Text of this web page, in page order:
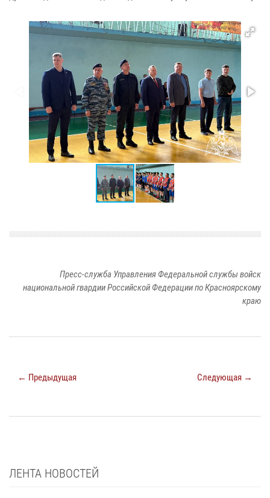
Пресс-служба Управления Федеральной службы войск
национальной гвардии Российской Федерации по Красноярскому
краю
← Предыдущая Следующая →
ЛЕНТА НОВОСТЕЙ